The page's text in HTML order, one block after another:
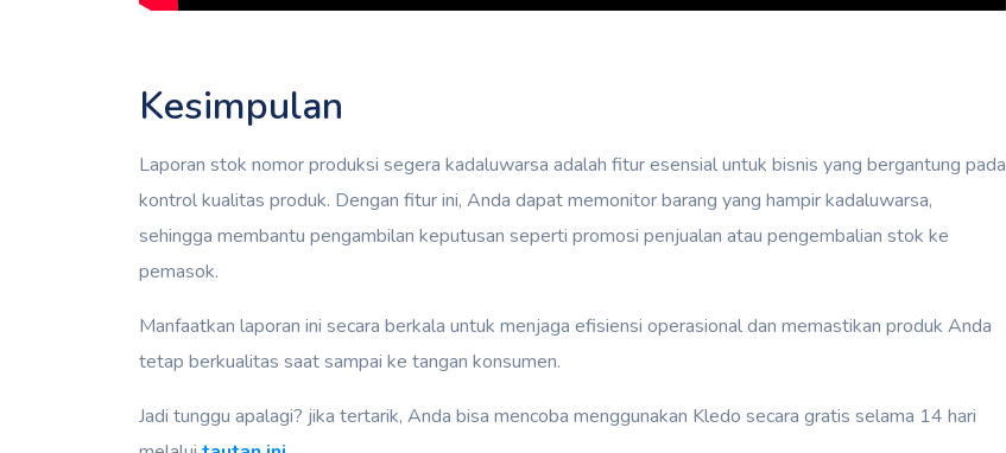
Kesimpulan
Laporan stok nomor produksi segera kadaluwarsa adalah fitur esensial untuk bisnis yang bergantung pada
kontrol kualitas produk. Dengan fitur ini, Anda dapat memonitor barang yang hampir kadaluwarsa,
sehingga membantu pengambilan keputusan seperti promosi penjualan atau pengembalian stok ke
pemasok.
Manfaatkan laporan ini secara berkala untuk menjaga efisiensi operasional dan memastikan produk Anda
tetap berkualitas saat sampai ke tangan konsumen.
Jadi tunggu apalagi? jika tertarik, Anda bisa mencoba menggunakan Kledo secara gratis selama 14 hari